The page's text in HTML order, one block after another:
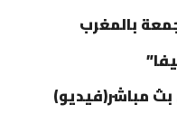
بالمغرب
مباشر(فيديو)